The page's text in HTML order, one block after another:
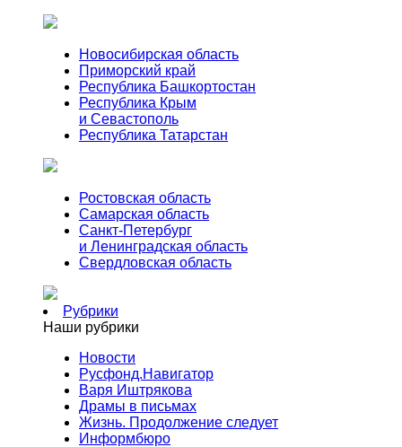
Новосибирская область
Приморский край
Республика Башкортостан
Республика Крым
и Севастополь
Республика Татарстан
Ростовская область
Самарская область
Санкт-Петербург
и Ленинградская область
Свердловская область
Рубрики
Наши рубрики
Новости
Русфонд.Навигатор
Варя Иштрякова
Драмы в письмах
Жизнь. Продолжение следует
Информбюро